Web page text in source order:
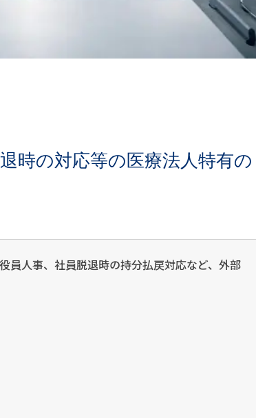
時の対応等の医療法人特有の
員人事、社員脱退時の持分払戻対応など、外部